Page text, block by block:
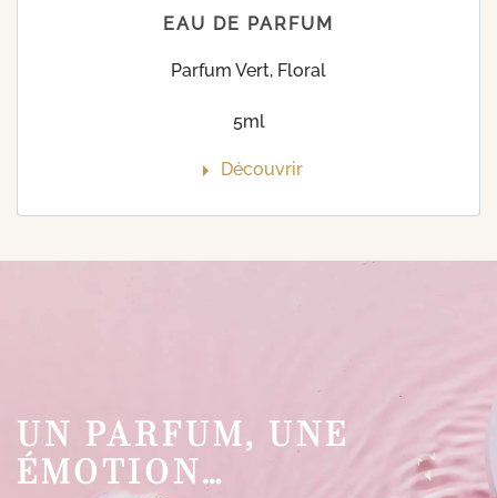
EAU DE PARFUM
Parfum Vert, Floral
5ml
Découvrir
UN PARFUM, UNE
ÉMOTION…